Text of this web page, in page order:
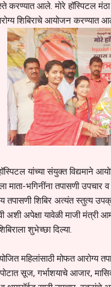
करण्यात आले. मोरे हॉस्पिटल मंठा
शिबिराचे आयोजन करण्यात
यांच्या संयुक्त विद्यमाने
माता-भगिनींना तपासणी उपचार
तपासणी शिबिर अत्यंत स्तुत्य
अशी अपेक्षा यावेळी माजी
शुभेच्छा दिल्या.
महिलांसाठी मोफत आरोग्य
सूज, गर्भाशयाचे आजार,